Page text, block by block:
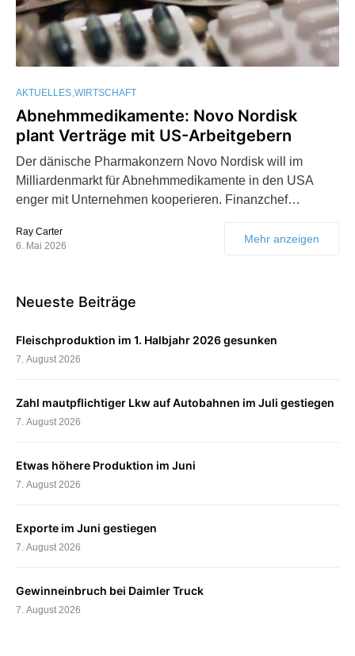
AKTUELLES WIRTSCHAFT
Abnehmmedikamente: Novo Nordisk
plant Verträge mit US-Arbeitgebern
Der dänische Pharmakonzern Novo Nordisk will im
Milliardenmarkt für Abnehmmedikamente in den USA
enger mit Unternehmen kooperieren. Finanzchef…
Ray Carter
6. Mai 2026
Mehr anzeigen
Neueste Beiträge
Fleischproduktion im 1. Halbjahr 2026 gesunken
7. August 2026
Zahl mautpflichtiger Lkw auf Autobahnen im Juli gestiegen
7. August 2026
Etwas höhere Produktion im Juni
7. August 2026
Exporte im Juni gestiegen
7. August 2026
Gewinneinbruch bei Daimler Truck
7. August 2026